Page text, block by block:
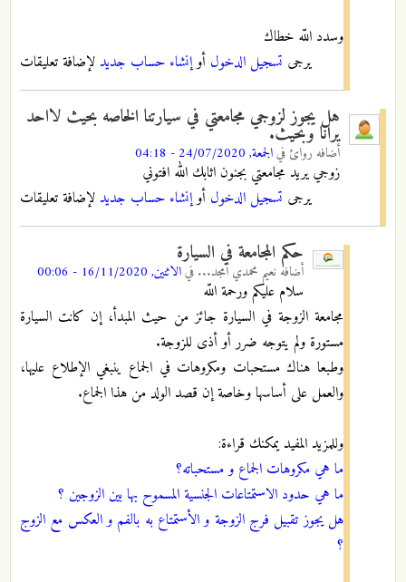
وسدد اللّه خطاك
يرجى تسجيل الدخول أوإنشاء حساب جديد لإضافة تعليقات
هل يجوز لزوجي مجامعتي في سيارتنا الخاصه بحيث لااحد
يرانا وبحيث.
أضافه روائ فيالجمعة, 24/07/2020 - 04:18
زوجي يريد مجامعتي بجنون اثابك الله افتوني
يرجى تسجيل الدخول أوإنشاء حساب جديد لإضافة تعليقات
حكم المجامعة في السيارة
أضافه نعيم محمدي أمجد... فيالاثنين, 16/11/2020 - 00:06
سلام عليكم ورحمة اللّه
مجامعة الزوجة في السيارة جائز من حيث المبدأ، إن كانت السيارة
مستورة ولم يتوجه ضرر أو أذى للزوجة.
وطبعا هناك مستحبات ومكروهات في الجماع ينبغي الإطلاع عليها،
والعمل على أساسها وخاصة إن قصد الولد من هذا الجماع.
وللمزيد المفيد يمكنك قراءة:
ما هي مكروهات الجماع و مستحباته؟
ما هي حدود الاستمتاعات الجنسية المسموح بها بين الزوجين ؟
هل يجوز تقبيل فرج الزوجة و الأستمتاع به بالفم و العكس مع الزوج
؟